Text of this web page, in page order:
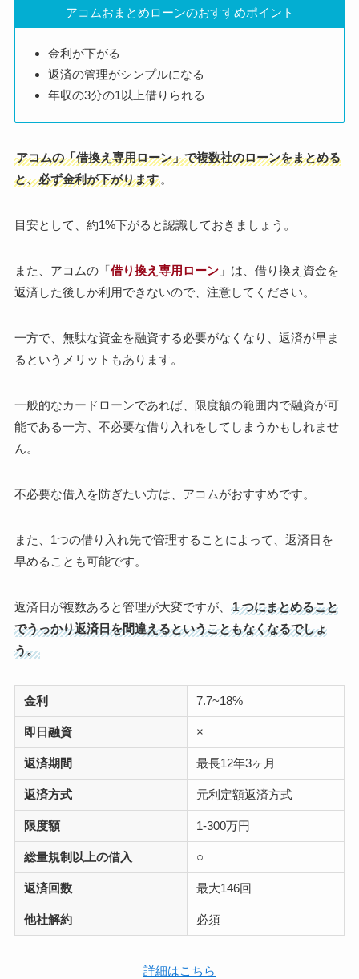
アコムおまとめローンのおすすめポイント
金利が下がる
返済の管理がシンプルになる
年収の3分の1以上借りられる
アコムの「借換え専用ローン」で複数社のローンをまとめる
と、必ず金利が下がります。
目安として、約1%下がると認識しておきましょう。
また、アコムの「借り換え専用ローン」は、借り換え資金を
返済した後しか利用できないので、注意してください。
一方で、無駄な資金を融資する必要がなくなり、返済が早ま
るというメリットもあります。
一般的なカードローンであれば、限度額の範囲内で融資が可
能である一方、不必要な借り入れをしてしまうかもしれませ
ん。
不必要な借入を防ぎたい方は、アコムがおすすめです。
また、1つの借り入れ先で管理することによって、返済日を
早めることも可能です。
返済日が複数あると管理が大変ですが、
1 つにまとめること
でうっかり返済日を間違えるということもなくなるでしょ
う。
金利 7.7~18%
即日融資 ×
返済期間 最長12年3ヶ月
返済方式 元利定額返済方式
限度額 1-300万円
総量規制以上の借入 ○
返済回数 最大146回
他社解約 必須
詳細はこちら